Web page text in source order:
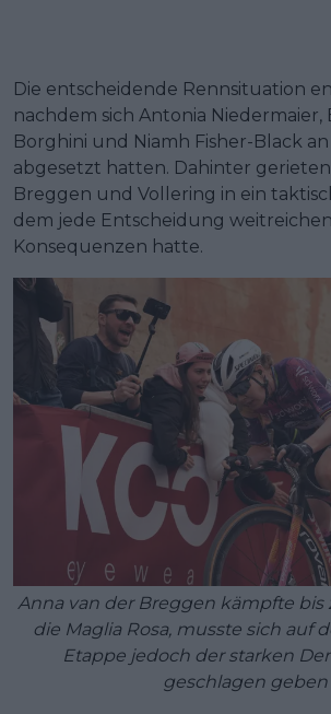
Die entscheidende Rennsituation
nachdem sich Antonia Niedermaier,
Borghini und Niamh Fisher-Black
abgesetzt hatten. Dahinter
Breggen und Vollering in ein
dem jede Entscheidung
Konsequenzen hatte.
Anna van der Breggen kämpfte bis
die Maglia Rosa, musste sich auf
Etappe jedoch der starken
geschlagen geben